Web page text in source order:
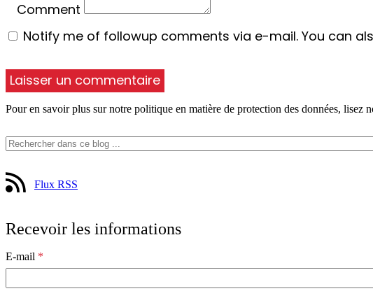
Comment
Notify me of followup comments via e-mail. You can
Pour en savoir plus sur notre politique en matière de protection des données, lisez
Flux RSS
Recevoir les informations
E-mail *